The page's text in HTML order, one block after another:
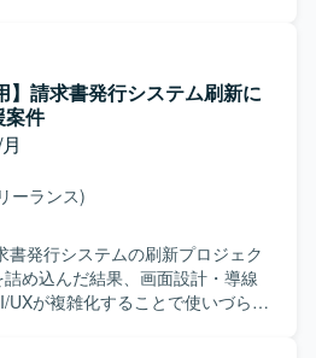
MUIを採用し、バックエンドは
構成されています。インフラには
スコード管理およびCI/CDには
を使用しています。デザインに
ュメント管理にはNotionを用い、
スツールを活用したコミュニケー
ます。AIを活用したSpec Driven
CodeやCursorなどのツール
体験の改善に取り組んでいただ
テムやコンポーネント設計の整備
きます。 ・エンジニアと協働
UIの品質担保を行っていただき
作を進行できる方を想定してお
はなく、届けて・試して・改善
られる方を求めております。 ・
果に対して責任感を持ってクリエ
歓迎いたします。 ・広告とプロ
価値発揮したい方を想定してお
、アニメーションによって「手
おしゃれさ」を補う方針です。 ・
入れるべきかを含め、演出箇
験設計の観点から提案する業務
～制作～調整まで一貫した対応
せながら、制作物をスムーズに
や受け渡し形式の整理 ・モバイ
ンタラクションを中心としたUI
業務 ・ボタンタップ、押下フィー
マイクロインタラクション制作
ンジション設計 ・ローディング
】請求書発行システム刷新に
案件
ーランス)
書発行システムの刷新プロジェク
め込んだ結果、画面設計・導線
UXが複雑化することで使いづらく